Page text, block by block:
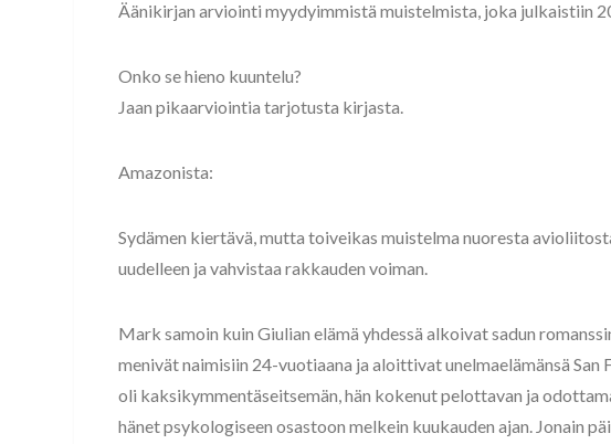
Äänikirjan arviointi myydyimmistä muistelmista, joka julkaistiin
Onko se hieno kuuntelu?
Jaan pikaarviointia tarjotusta kirjasta.
Amazonista:
Sydämen kiertävä, mutta toiveikas muistelma nuoresta
uudelleen ja vahvistaa rakkauden voiman.
Mark samoin kuin Giulian elämä yhdessä alkoivat sadun
menivät naimisiin 24-vuotiaana ja aloittivat unelmaelämänsä San
oli kaksikymmentäseitsemän, hän kokenut pelottavan ja
hänet psykologiseen osastoon melkein kuukauden ajan. Jonain